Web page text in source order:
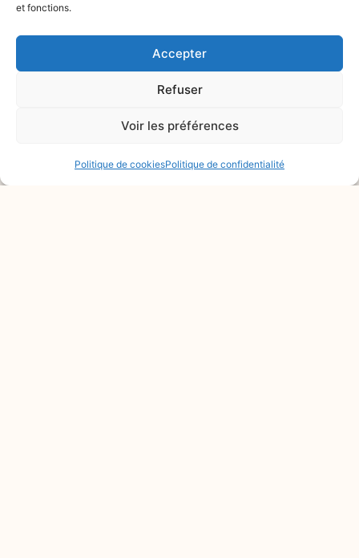
et fonctions.
Accepter
Refuser
Voir les préférences
Politique de cookiesPolitique de confidentialité